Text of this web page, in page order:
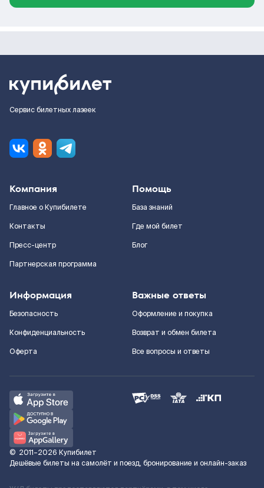
Сервис билетных лазеек
Компания
Главное о Купибилете
Контакты
Пресс-центр
Партнерская программа
Помощь
База знаний
Где мой билет
Блог
Информация
Безопасность
Конфиденциальность
Оферта
Важные ответы
Оформление и покупка
Возврат и обмен билета
Все вопросы и ответы
© 2011–2026 Купибилет
Дешёвые билеты на самолёт и поезд, бронирование и онлайн-заказ